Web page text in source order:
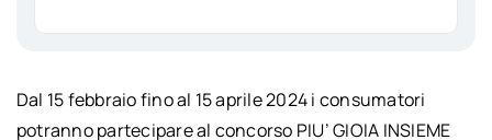
Dal 15 febbraio fino al 15 aprile 2024 i consumatori
potranno partecipare al concorso PIU’ GIOIA INSIEME